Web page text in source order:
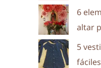
6
altar
5